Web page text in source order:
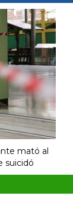
mató al
suicidó